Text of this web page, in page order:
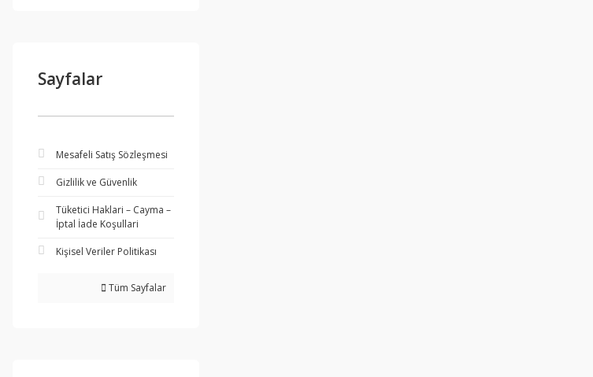
Sayfalar
Mesafeli Satış Sözleşmesi
Gizlilik ve Güvenlik
Tüketici Haklari – Cayma –
İptal İade Koşullari
Kişisel Veriler Politikası
Tüm Sayfalar